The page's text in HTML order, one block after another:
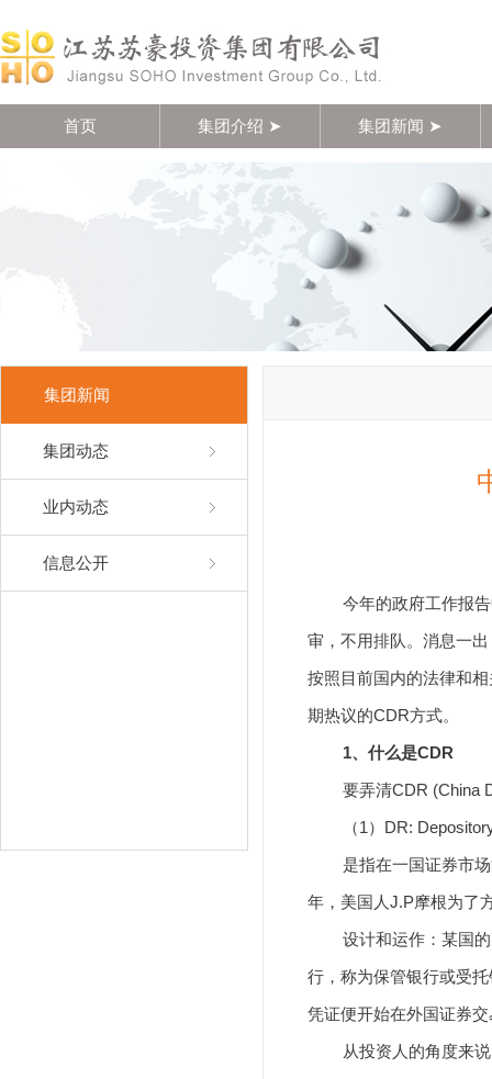
首页 集团介绍 ➤ 集团新闻 ➤
集团新闻
集团动态
业内动态
信息公开
今年的政府工作报告
审，不用排队。消息一
按照目前国内的法律和
期热议的CDR方式。
1、什么是CDR
要弄清CDR (China
（1）DR: Depository
是指在一国证券市场
年，美国人J.P摩根为了
设计和运作：某国的
行，称为保管银行或受
凭证便开始在外国证券
从投资人的角度来说